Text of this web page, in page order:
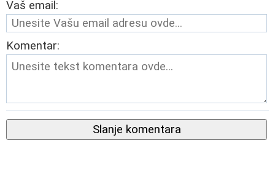
Vaš email:
Komentar:
Slanje komentara